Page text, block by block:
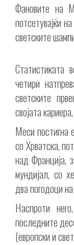
Фановите на
потсетувајќи
светските
четири
светските
својата
Меси
со Хрватска,
над Франција,
мундијал, со
два погодоци
Наспроти
последните
(европски и